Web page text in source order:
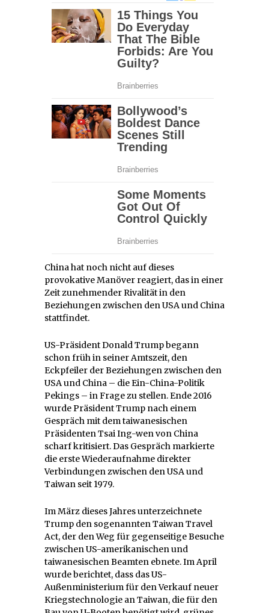
China hat noch nicht auf dieses
provokative Manöver reagiert, das in einer
Zeit zunehmender Rivalität in den
Beziehungen zwischen den USA und China
stattfindet.
US-Präsident Donald Trump begann
schon früh in seiner Amtszeit, den
Eckpfeiler der Beziehungen zwischen den
USA und China – die Ein-China-Politik
Pekings – in Frage zu stellen. Ende 2016
wurde Präsident Trump nach einem
Gespräch mit dem taiwanesischen
Präsidenten Tsai Ing-wen von China
scharf kritisiert. Das Gespräch markierte
die erste Wiederaufnahme direkter
Verbindungen zwischen den USA und
Taiwan seit 1979.
Im März dieses Jahres unterzeichnete
Trump den sogenannten Taiwan Travel
Act, der den Weg für gegenseitige Besuche
zwischen US-amerikanischen und
taiwanesischen Beamten ebnete. Im April
wurde berichtet, dass das US-
Außenministerium für den Verkauf neuer
Kriegstechnologie an Taiwan, die für den